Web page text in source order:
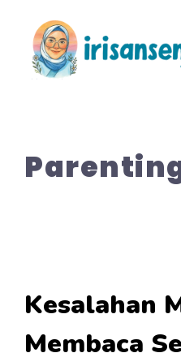
Kesalahan
Membaca